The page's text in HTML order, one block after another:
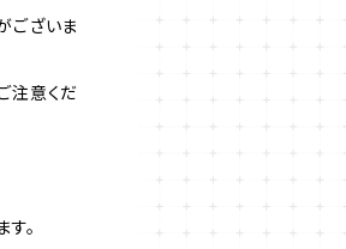
ございま
注意くだ
。